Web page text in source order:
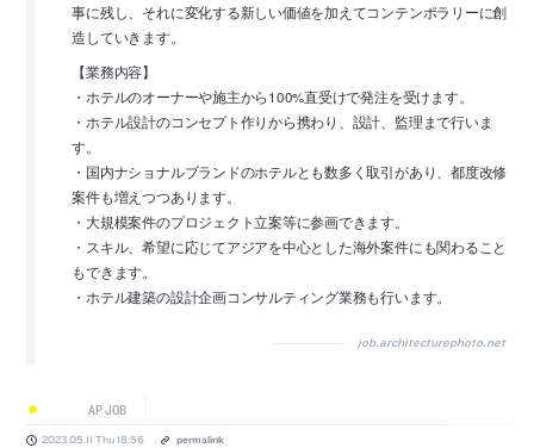
事に残し、それに変化する新しい価値を加えてコンテンポラリーに創
造していきます。
【業務内容】
・ホテルのオーナーや施主から100%直受けで発注を受けます。
・ホテル設計のコンセプト作りから携わり、設計、監理まで行いま
す。
・国内ナショナルブランドのホテルとも数多く取引があり、都度改修
案件も増えつつあります。
・大規模案件のプロジェクト立案等に参画できます。
・スキル、希望に応じてアジアを中心とした海外案件にも関わること
もできます。
・ホテル建築の設計企画コンサルティング業務も行います。
job.architecturephoto.net
AP JOB
2023.05.11 Thu 18:56 permalink